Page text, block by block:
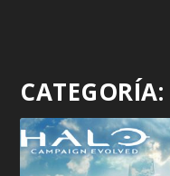
CATEGORÍA: